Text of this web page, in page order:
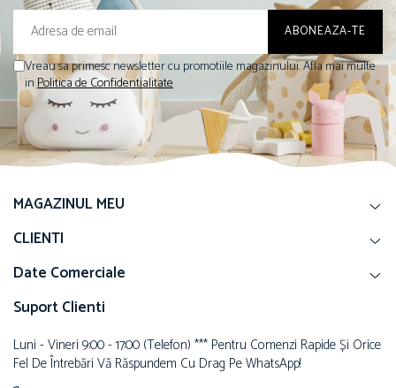
Vreau sa primesc newsletter cu promotiile magazinului. Afla mai multe
inPolitica de Confidentialitate
MAGAZINUL MEU
CLIENTI
Date Comerciale
Suport Clienti
Luni - Vineri 9:00 - 17:00 (telefon) *** Pentru Comenzi Rapide Și Orice
Fel De Întrebări Vă Răspundem Cu Drag Pe WhatsApp!